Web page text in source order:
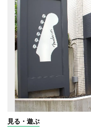
見る・遊ぶ